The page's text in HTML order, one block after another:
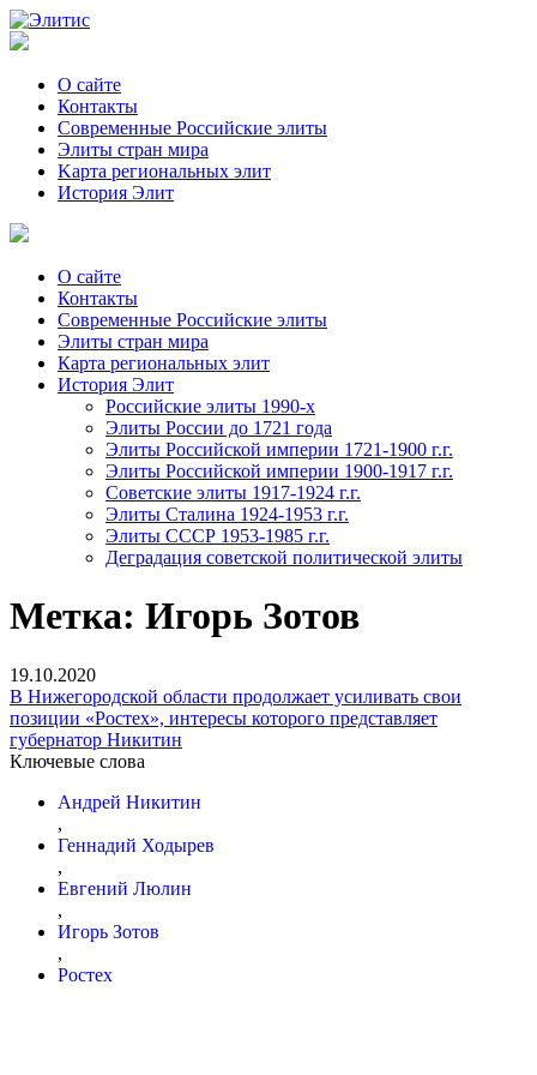
О сайте
Контакты
Современные Российские элиты
Элиты стран мира
Kартa региональных элит
История Элит
О сайте
Контакты
Современные Российские элиты
Элиты стран мира
Картa региональных элит
История Элит
Российские элиты 1990-х
Элиты России до 1721 года
Элиты Российской империи 1721-1900 г.г.
Элиты Российской империи 1900-1917 г.г.
Советские элиты 1917-1924 г.г.
Элиты Сталина 1924-1953 г.г.
Элиты СССР 1953-1985 г.г.
Деградация советской политической элиты
Метка: Игорь Зотов
19.10.2020
В Нижегородской области продолжает усиливать свои
позиции «Ростех», интересы которого представляет
губернатор Никитин
Ключевые слова
Андрей Никитин
,
Геннадий Ходырев
,
Евгений Люлин
,
Игорь Зотов
,
Ростех